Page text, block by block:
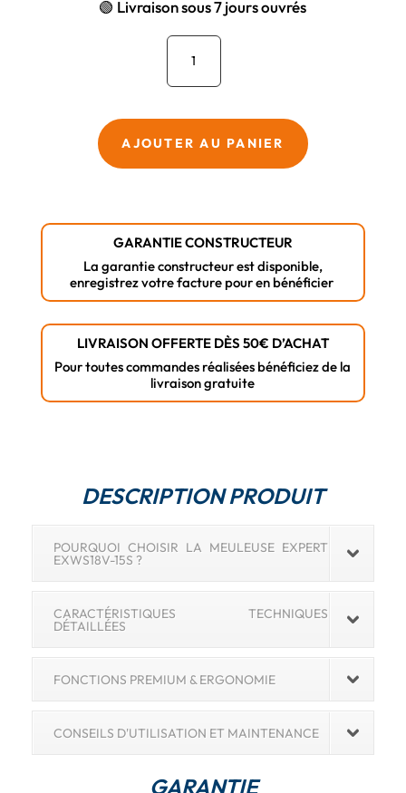
933,69 €.790,05 €.
🟢 Livraison sous 7 jours ouvrés
quantité
Meuleuse
sans
EXWS18V-
15S
AJOUTER AU PANIER
GARANTIE CONSTRUCTEUR
La garantie constructeur est disponible,
enregistrez votre facture pour en bénéficier
LIVRAISON OFFERTE DÈS 50€ D’ACHAT
Pour toutes commandes réalisées bénéficiez de la
livraison gratuite
DESCRIPTION PRODUIT
POURQUOI CHOISIR LA MEULEUSE EXPERT
EXWS18V-15S ?
CARACTÉRISTIQUES TECHNIQUES
DÉTAILLÉES
FONCTIONS PREMIUM & ERGONOMIE
CONSEILS D'UTILISATION ET MAINTENANCE
GARANTIE